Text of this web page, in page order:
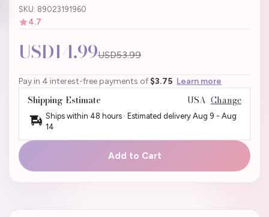
SKU: 89023191960
4.7
USD14.99USD53.99
Pay in 4 interest-free payments of $3.75 Learn more
Shipping Estimate USA Change
Ships within 48 hours · Estimated delivery Aug 9 - Aug
14
Add to Cart